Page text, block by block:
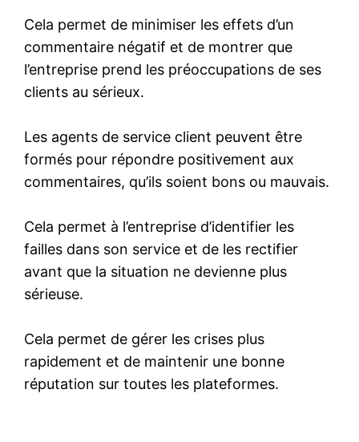
Cela permet de minimiser les effets d’un
commentaire négatif et de montrer que
l’entreprise prend les préoccupations de ses
clients au sérieux.
Les agents de service client peuvent être
formés pour répondre positivement aux
commentaires, qu’ils soient bons ou mauvais.
Cela permet à l’entreprise d’identifier les
failles dans son service et de les rectifier
avant que la situation ne devienne plus
sérieuse.
Cela permet de gérer les crises plus
rapidement et de maintenir une bonne
réputation sur toutes les plateformes.